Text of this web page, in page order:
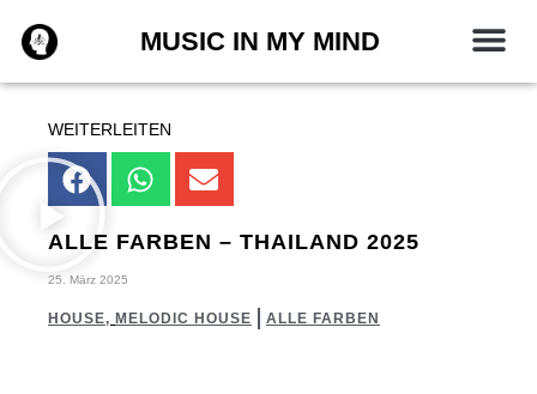
Inhalt
springen
MUSIC IN MY MIND
WEITERLEITEN
ALLE FARBEN – THAILAND 2025
25. März 2025
HOUSE, MELODIC HOUSE ALLE FARBEN